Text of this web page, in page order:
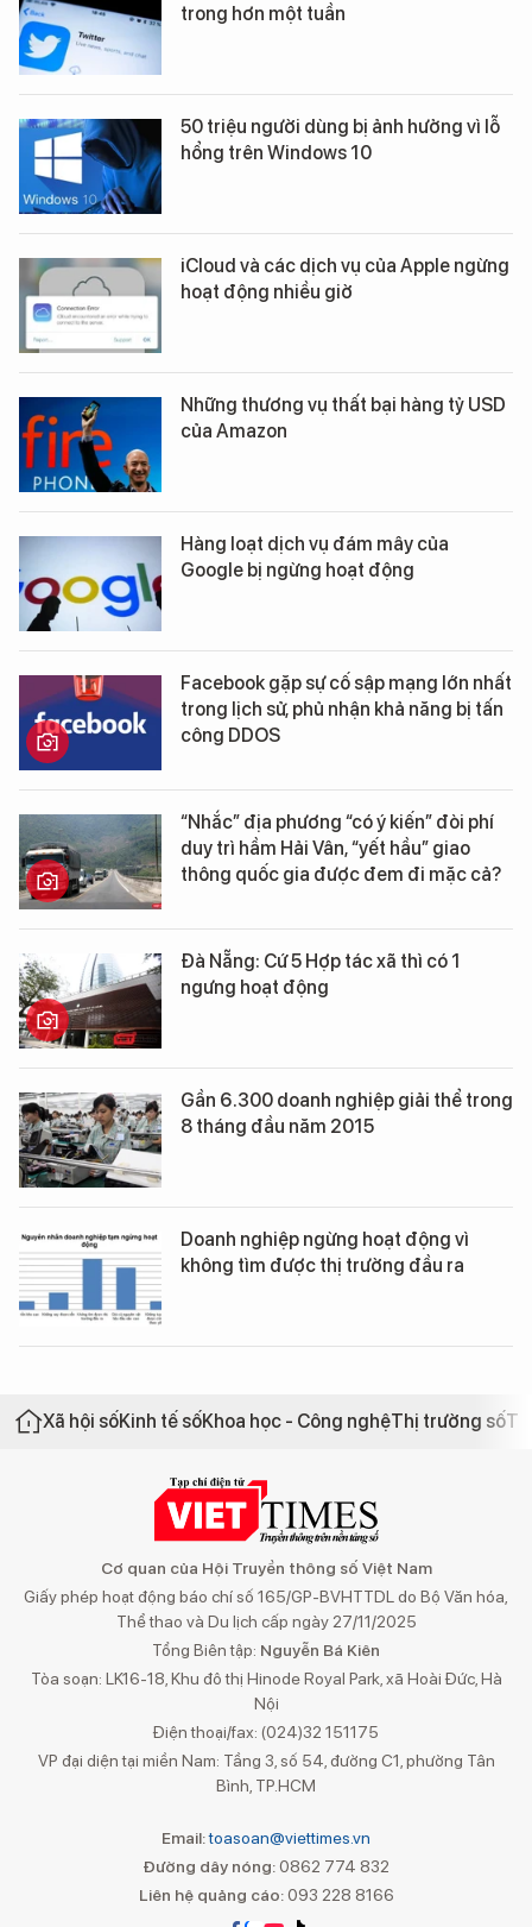
trong hơn một tuần
50 triệu người dùng bị ảnh hưởng vì lỗ
hổng trên Windows 10
iCloud và các dịch vụ của Apple ngừng
hoạt động nhiều giờ
Những thương vụ thất bại hàng tỷ USD
của Amazon
Hàng loạt dịch vụ đám mây của
Google bị ngừng hoạt động
Facebook gặp sự cố sập mạng lớn nhất
trong lịch sử, phủ nhận khả năng bị tấn
công DDOS
“Nhắc” địa phương “có ý kiến” đòi phí
duy trì hầm Hải Vân, “yết hầu” giao
thông quốc gia được đem đi mặc cả?
Đà Nẵng: Cứ 5 Hợp tác xã thì có 1
ngưng hoạt động
Gần 6.300 doanh nghiệp giải thể trong
8 tháng đầu năm 2015
Doanh nghiệp ngừng hoạt động vì
không tìm được thị trường đầu ra
Xã hội sốKinh tế sốKhoa học - Công nghệThị trường số
Cơ quan của Hội Truyền thông số Việt Nam
Giấy phép hoạt động báo chí số 165/GP-BVHTTDL do Bộ Văn hóa,
Thể thao và Du lịch cấp ngày 27/11/2025
Tổng Biên tập: Nguyễn Bá Kiên
Tòa soạn: LK16-18, Khu đô thị Hinode Royal Park, xã Hoài Đức, Hà
Nội
Điện thoại/fax: (024)32 151175
VP đại diện tại miền Nam: Tầng 3, số 54, đường C1, phường Tân
Bình, TP.HCM
Email:toasoan@viettimes.vn
Đường dây nóng: 0862 774 832
Liên hệ quảng cáo:093 228 8166